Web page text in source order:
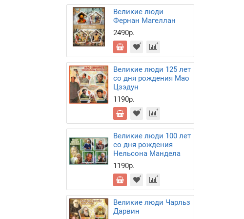
Великие люди
Фернан Магеллан
2490р.
Великие люди 125 лет
со дня рождения Мао
Цзэдун
1190р.
Великие люди 100 лет
со дня рождения
Нельсона Мандела
1190р.
Великие люди Чарльз
Дарвин